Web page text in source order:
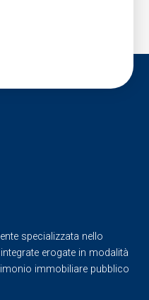
specializzata nello
erogate in modalità
immobiliare pubblico